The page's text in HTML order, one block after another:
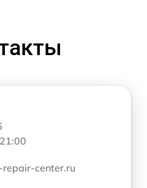
repair-center.ru